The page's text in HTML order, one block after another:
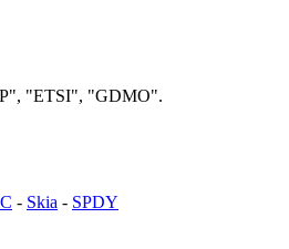
"ETSI", "GDMO".
- Skia - SPDY